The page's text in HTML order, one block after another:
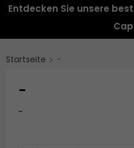
Entdecken Sie unsere
Startseite -
-
-